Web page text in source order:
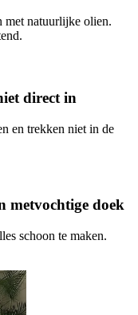
met natuurlijke olien.
direct in
en trekken niet in de
metvochtige doek
schoon te maken.